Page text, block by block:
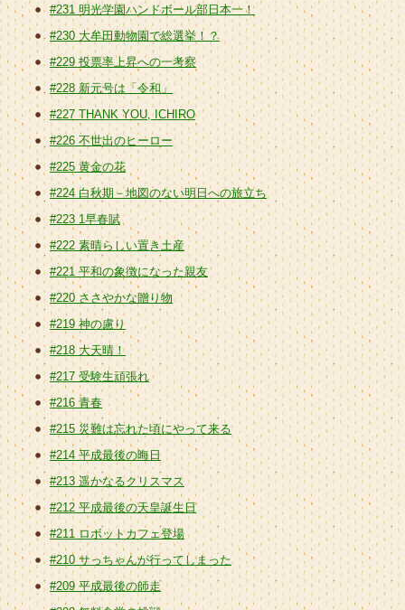
#231 明光学園ハンドボール部日本一！
#230 大牟田動物園で総選挙！？
#229 投票率上昇への一考察
#228 新元号は「令和」
#227 THANK YOU, ICHIRO
#226 不世出のヒーロー
#225 黄金の花
#224 白秋期－地図のない明日への旅立ち
#223 1早春賦
#222 素晴らしい置き土産
#221 平和の象徴になった親友
#220 ささやかな贈り物
#219 神の慮り
#218 大天晴！
#217 受験生頑張れ
#216 青春
#215 災難は忘れた頃にやって来る
#214 平成最後の晦日
#213 遥かなるクリスマス
#212 平成最後の天皇誕生日
#211 ロボットカフェ登場
#210 サっちゃんが行ってしまった
#209 平成最後の師走